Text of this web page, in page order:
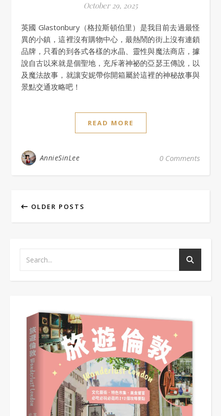
October 29, 2025
英國 Glastonbury（格拉斯頓伯里）是我目前去過最怪
異的小鎮，這裡沒有購物中心，最熱鬧的街上沒有連鎖
品牌，只看的到各式各樣的水晶、靈性與魔法商店，據
說自古以來就是個聖地，充斥著神祕的亞瑟王傳說，以
及魔法故事，就讓安妮帶你開箱屬於這裡的神秘故事與
景點交通攻略吧！
READ MORE
AnnieSinLee 0 Comments
OLDER POSTS